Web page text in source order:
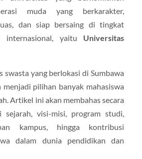
muda yang berkarakter,
dan siap bersaing di tingkat
internasional, yaitu Universitas
swasta yang berlokasi di Sumbawa
menjadi pilihan banyak mahasiswa
Artikel ini akan membahas secara
sejarah, visi-misi, program studi,
kampus, hingga kontribusi
dalam dunia pendidikan dan